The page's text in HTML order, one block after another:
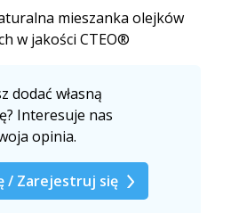
mieszanka olejków
w jakości CTEO®
dodać własną
Interesuje nas
opinia.
/ Zarejestruj się